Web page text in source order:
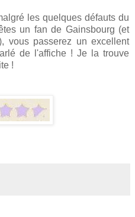
les quelques défauts du
un fan de Gainsbourg (et
vous passerez un excellent
de l'affiche ! Je la trouve
!